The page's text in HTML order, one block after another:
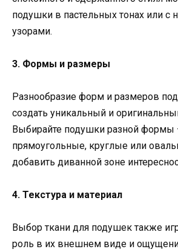
подушки в пастельных тонах или
узорами.
3. Формы и размеры
Разнообразие форм и размеров
создать уникальный и
Выбирайте подушки разной формы
прямоугольные, круглые или
добавить диванной зоне
4. Текстура и материал
Выбор ткани для подушек также
роль в их внешнем виде и